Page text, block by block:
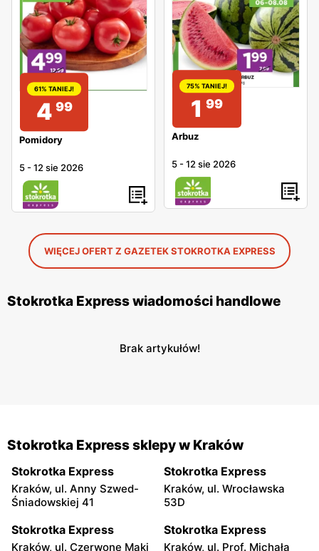
61% TANIEJ!
4 99
Pomidory
5 -12 sie 2026
75% TANIEJ!
1 99
Arbuz
5 -12 sie 2026
WIĘCEJ OFERT Z GAZETEK STOKROTKA EXPRESS
Stokrotka Express wiadomości handlowe
Brak artykułów!
Stokrotka Express sklepy w Kraków
Stokrotka Express
Kraków, ul. Anny Szwed-
Śniadowskiej 41
Stokrotka Express
Kraków, ul. Wrocławska
53D
Stokrotka Express
Kraków, ul. Czerwone Maki
Stokrotka Express
Kraków, ul. Prof. Michała